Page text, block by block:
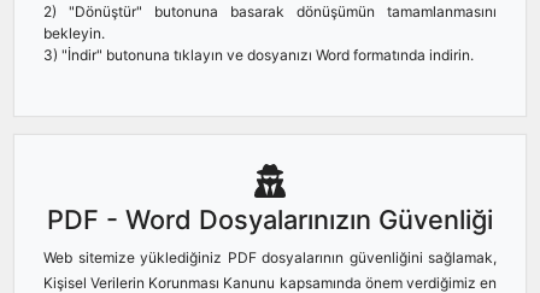
2) "Dönüştür" butonuna basarak dönüşümün tamamlanmasını
bekleyin.
3) "İndir" butonuna tıklayın ve dosyanızı Word formatında indirin.
PDF - Word Dosyalarınızın Güvenliği
Web sitemize yüklediğiniz PDF dosyalarının güvenliğini sağlamak,
Kişisel Verilerin Korunması Kanunu kapsamında önem verdiğimiz en